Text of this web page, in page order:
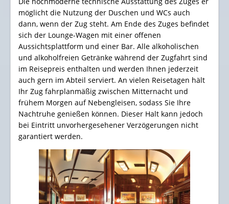
möglicht die Nutzung der Duschen und WCs auch
dann, wenn der Zug steht. Am Ende des Zuges befindet
sich der Lounge-Wagen mit einer offenen
Aussichtsplattform und einer Bar. Alle alkoholischen
und alkoholfreien Getränke während der Zugfahrt sind
im Reisepreis enthalten und werden Ihnen jederzeit
auch gern im Abteil serviert. An vielen Reisetagen hält
Ihr Zug fahrplanmäßig zwischen Mitternacht und
frühem Morgen auf Nebengleisen, sodass Sie Ihre
Nachtruhe genießen können. Dieser Halt kann jedoch
bei Eintritt unvorhergesehener Verzögerungen nicht
garantiert werden.